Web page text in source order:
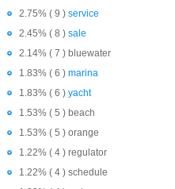
2.75% ( 9 ) service
2.45% ( 8 ) sale
2.14% ( 7 ) bluewater
1.83% ( 6 ) marina
1.83% ( 6 ) yacht
1.53% ( 5 ) beach
1.53% ( 5 ) orange
1.22% ( 4 ) regulator
1.22% ( 4 ) schedule